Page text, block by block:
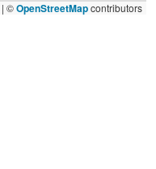
| ©OpenStreetMapcontributors